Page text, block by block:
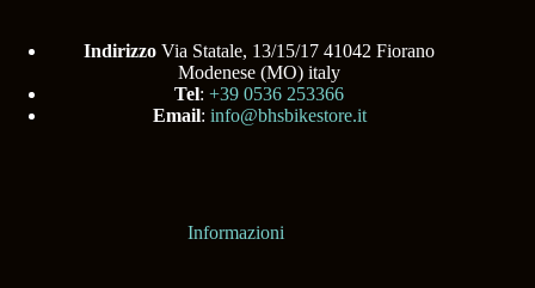
Indirizzo Via Statale, 13/15/17 41042 Fiorano
Modenese (MO) italy
Tel:+39 0536 253366
Email: info@bhsbikestore.it
Informazioni